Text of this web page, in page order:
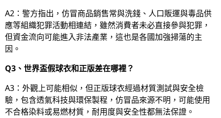
A2：警方指出，仿冒商品銷售常與洗錢、人口販運與毒品供
應等組織犯罪活動相連結，雖然消費者未必直接參與犯罪，
但資金流向可能進入非法產業，這也是各國加強掃蕩的主
因。
Q3、世界盃假球衣和正版差在哪裡？
A3：外觀上可能相似，但正版球衣經過材質測試與安全檢
驗，包含透氣科技與環保製程，仿冒品來源不明，可能使用
不合格染料或易燃材質，耐用度與安全性都無法保證。